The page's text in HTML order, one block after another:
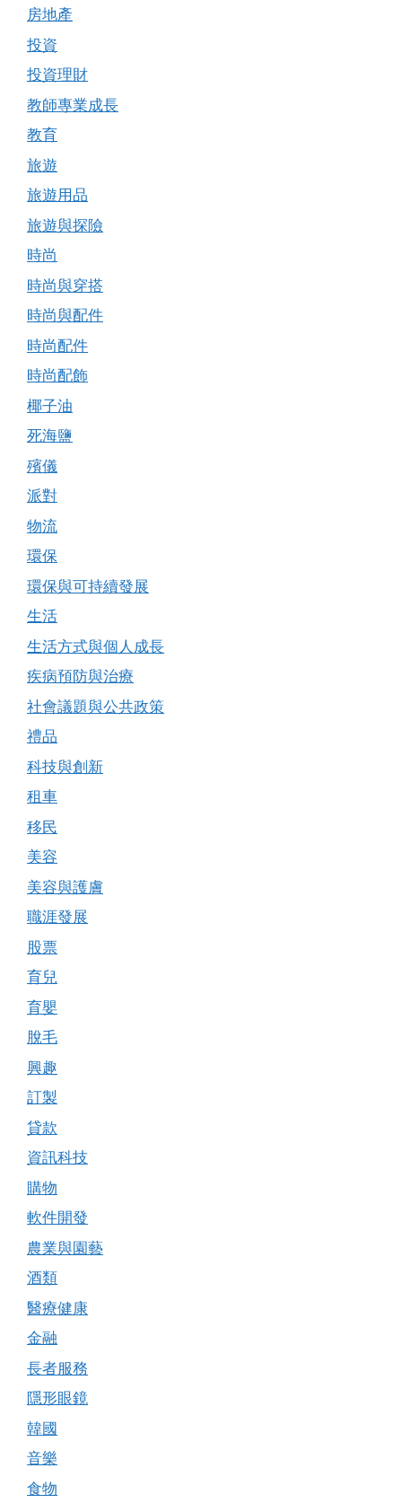
房地產
投資
投資理財
教師專業成長
教育
旅遊
旅遊用品
旅遊與探險
時尚
時尚與穿搭
時尚與配件
時尚配件
時尚配飾
椰子油
死海鹽
殯儀
派對
物流
環保
環保與可持續發展
生活
生活方式與個人成長
疾病預防與治療
社會議題與公共政策
禮品
科技與創新
租車
移民
美容
美容與護膚
職涯發展
股票
育兒
育嬰
脫毛
興趣
訂製
貸款
資訊科技
購物
軟件開發
農業與園藝
酒類
醫療健康
金融
長者服務
隱形眼鏡
韓國
音樂
食物